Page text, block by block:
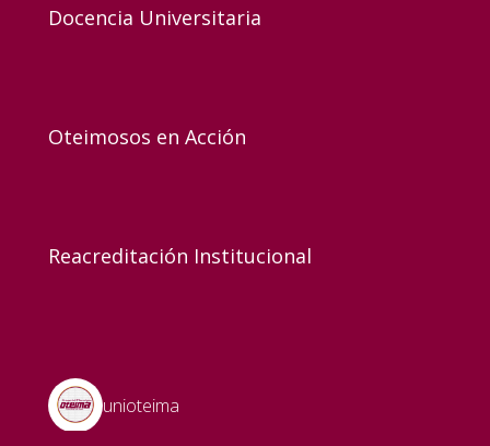
Docencia Universitaria
Oteimosos en Acción
Reacreditación Institucional
unioteima